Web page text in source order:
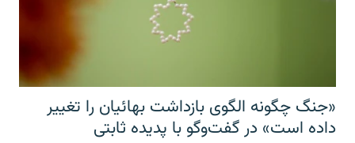
«جنگ چگونه الگوی بازداشت بهائیان را تغییر
داده است» در گفت‌وگو با پدیده ثابتی